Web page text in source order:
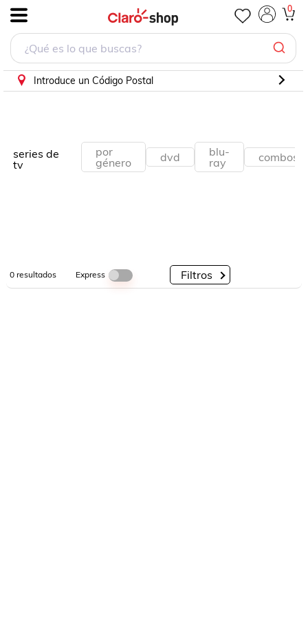
0
Introduce un Código Postal
series de
tv
por
género
dvd
blu-
ray
combos
0resultados Express Filtros
PorCategorías
PorMarcas
PorDescuento